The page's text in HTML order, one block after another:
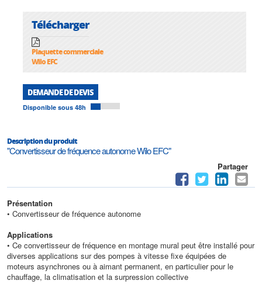
Télécharger
Plaquette commerciale
Wilo EFC
DEMANDE DE DEVIS
Disponible sous 48h
Description du produit
"Convertisseur de fréquence autonome Wilo EFC"
Partager
Présentation
• Convertisseur de fréquence autonome
Applications
• Ce convertisseur de fréquence en montage mural peut être installé pour
diverses applications sur des pompes à vitesse fixe équipées de
moteurs asynchrones ou à aimant permanent, en particulier pour le
chauffage, la climatisation et la surpression collective